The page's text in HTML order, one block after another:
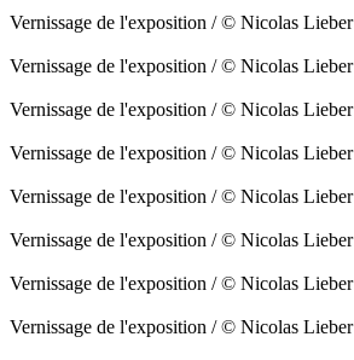
Vernissage de l'exposition / © Nicolas Lieber
Vernissage de l'exposition / © Nicolas Lieber
Vernissage de l'exposition / © Nicolas Lieber
Vernissage de l'exposition / © Nicolas Lieber
Vernissage de l'exposition / © Nicolas Lieber
Vernissage de l'exposition / © Nicolas Lieber
Vernissage de l'exposition / © Nicolas Lieber
Vernissage de l'exposition / © Nicolas Lieber